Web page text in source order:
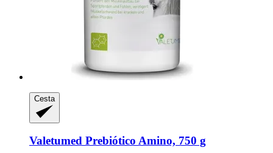
Cesta
Valetumed Prebiótico Amino, 750 g